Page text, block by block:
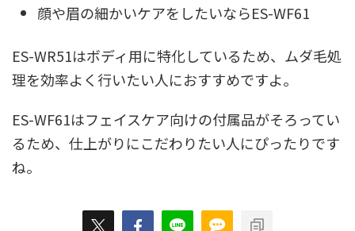
顔や眉の細かいケアをしたいならES-WF61
ES-WR51はボディ用に特化しているため、ムダ毛処
理を効率よく行いたい人におすすめですよ。
ES-WF61はフェイスケア向けの付属品がそろってい
るため、仕上がりにこだわりたい人にぴったりです
ね。